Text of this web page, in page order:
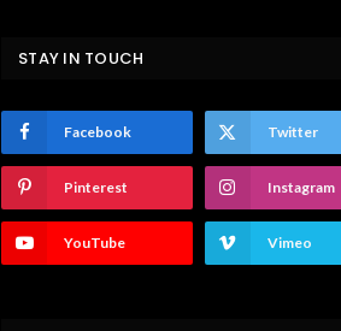
STAY IN TOUCH
Facebook Twitter
Pinterest Instagram
YouTube Vimeo